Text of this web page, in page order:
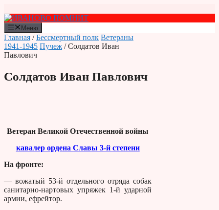
к
содержимому
Меню
Главная /Бессмертный полк Ветераны
1941-1945 Пучеж / Солдатов Иван
Павлович
Солдатов Иван Павлович
Ветеран Великой Отечественной войны
кавалер ордена Славы 3-й степени
На фронте:
— вожатый 53-й отдельного отряда собак
санитарно-нартовых упряжек 1-й ударной
армии, ефрейтор.